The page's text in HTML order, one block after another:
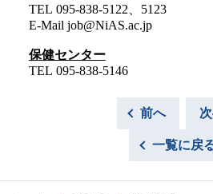
TEL 095-838-5122、5123
E-Mail job@NiAS.ac.jp
保健センター
TEL 095-838-5146
前へ
一覧に戻